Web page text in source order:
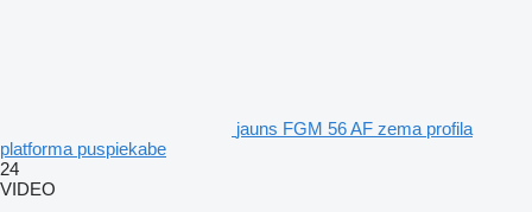
jauns FGM 56 AF zema profila
platforma puspiekabe
24
VIDEO